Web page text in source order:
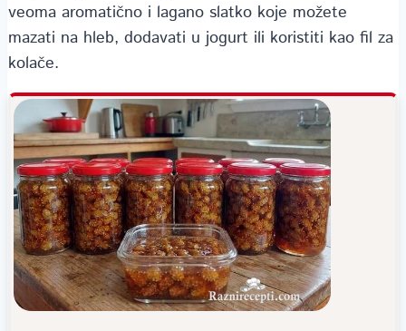
veoma aromatično i lagano slatko koje možete
mazati na hleb, dodavati u jogurt ili koristiti kao fil za
kolače.